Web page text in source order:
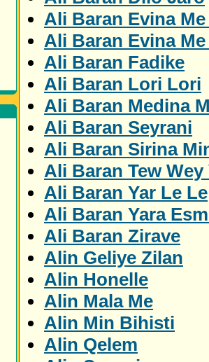
Ali Baran Evina
Ali Baran Evina Me
Ali Baran Fadike
Ali Baran Lori Lori
Ali Baran Medina
Ali Baran Seyrani
Ali Baran Sirina
Ali Baran Tew Wey
Ali Baran Yar Le Le
Ali Baran Yara
Ali Baran Zirave
Alin Geliye Zilan
Alin Honelle
Alin Mala Me
Alin Min Bihisti
Alin Qelem